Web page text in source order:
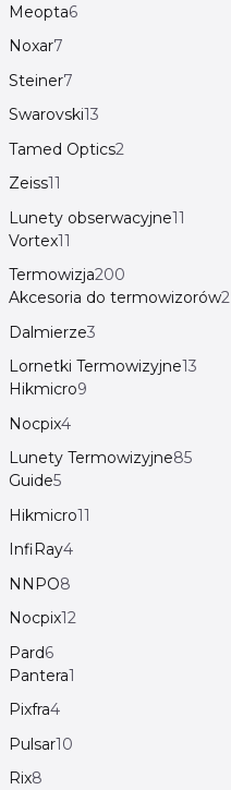
Meopta6
Noxar7
Steiner7
Swarovski13
Tamed Optics2
Zeiss11
Lunety obserwacyjne11
Vortex11
Termowizja200
Akcesoria do termowizorów2
Dalmierze3
Lornetki Termowizyjne13
Hikmicro9
Nocpix4
Lunety Termowizyjne85
Guide5
Hikmicro11
InfiRay4
NNPO8
Nocpix12
Pard6
Pantera1
Pixfra4
Pulsar10
Rix8